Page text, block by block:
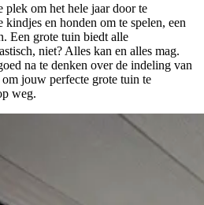
plek om het hele jaar door te
en honden om te spelen, een
Een grote tuin biedt alle
niet? Alles kan en alles mag.
na te denken over de indeling van
jouw perfecte grote tuin te
weg.